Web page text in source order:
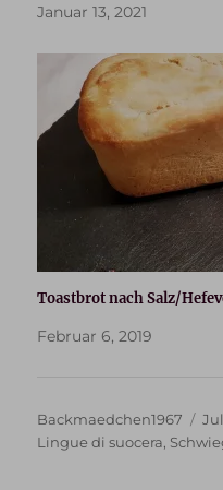
Januar 13, 2021
Toastbrot nach Salz/
Februar 6, 2019
Autor
Backmaedchen1967
Lingue di suocera,